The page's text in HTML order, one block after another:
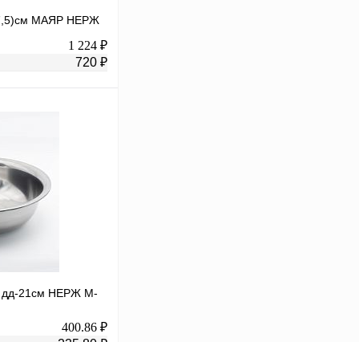
МАЯР НЕРЖ
1 224 ₽
720 ₽
сравнению
дд-21см НЕРЖ М-
400.86 ₽